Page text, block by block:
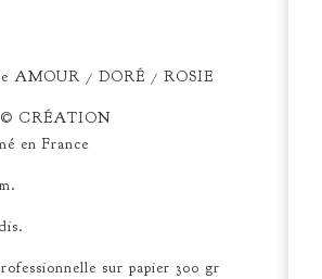
AMOUR / DORÉ / ROSIE
CRÉATION
en France
sur papier 300 gr